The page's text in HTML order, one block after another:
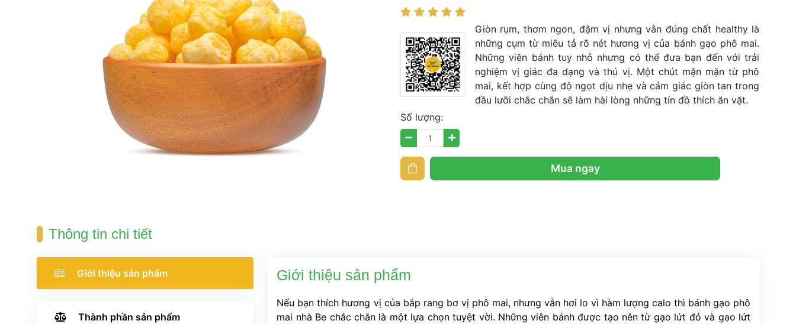
Giòn rụm, thơm ngon, đậm vị nhưng vẫn đúng chất healthy là
những cụm từ miêu tả rõ nét hương vị của bánh gạo phô mai.
Những viên bánh tuy nhỏ nhưng có thể đưa bạn đến với trải
nghiệm vị giác đa dạng và thú vị. Một chút mặn mặn từ phô
mai, kết hợp cùng độ ngọt dịu nhẹ và cảm giác giòn tan trong
đầu lưỡi chắc chắn sẽ làm hài lòng những tín đồ thích ăn vặt.
Số lượng:
Mua ngay
Thông tin chi tiết
Giới thiệu ản phẩm
Thành phần ản phẩm
Giới thiệu sản phẩm
Nếu bạn thích hương vị của bắp rang bơ vị phô mai, nhưng vẫn hơi lo vì hàm lượng calo thì bánh gạo phô
mai nhà Be chắc chắn là một lựa chọn tuyệt vời. Những viên bánh được tạo nên từ gạo lứt đỏ và gạo lứt